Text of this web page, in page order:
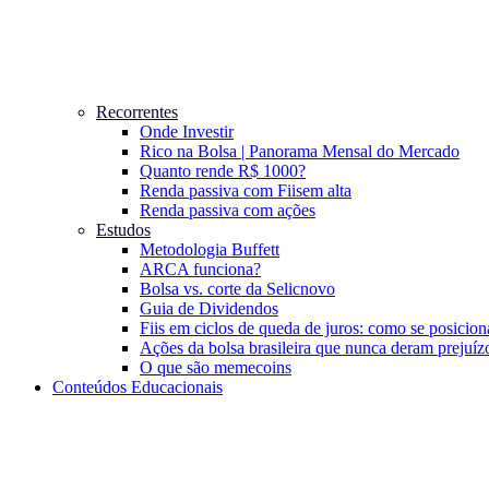
Recorrentes
Onde Investir
Rico na Bolsa | Panorama Mensal do Mercado
Quanto rende R$ 1000?
Renda passiva com Fiisem alta
Renda passiva com ações
Estudos
Metodologia Buffett
ARCA funciona?
Bolsa vs. corte da Selicnovo
Guia de Dividendos
Fiis em ciclos de queda de juros: como se
Ações da bolsa brasileira que nunca deram
O que são memecoins
Conteúdos Educacionais